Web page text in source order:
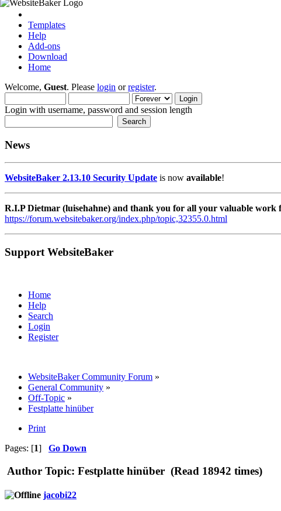
Templates
Help
Add-ons
Download
Home
Welcome, Guest. Please login orregister.
Login with username, password and session length
News
WebsiteBaker 2.13.10 Security Update is now available!
R.I.P Dietmar (luisehahne) and thank you for all your valuable work
https://forum.websitebaker.org/index.php/topic,32355.0.html
Support WebsiteBaker
Home
Help
Search
Login
Register
WebsiteBaker Community Forum »
General Community »
Off-Topic »
Festplatte hinüber
Print
Pages: [1] Go Down
Author Topic: Festplatte hinüber (Read 18942 times)
jacobi22